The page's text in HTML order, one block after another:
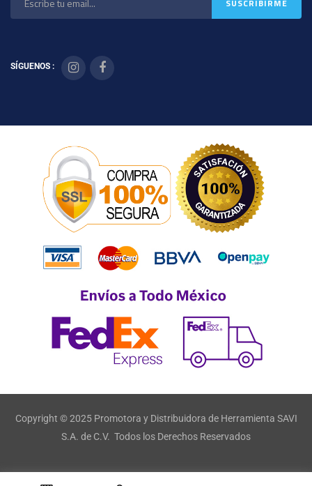
SÍGUENOS :
Copyright © 2025 Promotora y Distribuidora de Herramienta SAVI
S.A. de C.V. Todos los Derechos Reservados